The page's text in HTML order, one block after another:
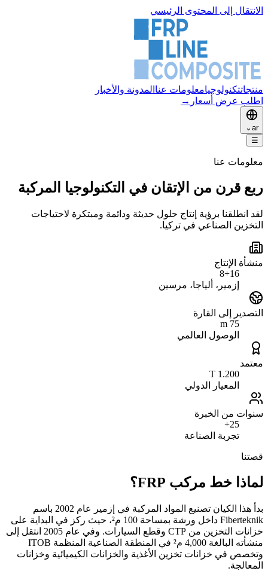
الانتقال إلى المحتوى الرئيسي
منتجاتتكنولوجيامعلومات عنا المدونة والأخبار
اطلب عرض أسعار →
ar
⌄
☰
معلومات عنا
ربع قرن من الإتقان في التكنولوجيا المركبة
لقد انطلقنا برؤية إنتاج حلول حديثة ودائمة ومبتكرة لاحتياجات
التخزين الصناعي في تركيا.
منشأة الإنتاج
8+16
إزمير، ألياجا، مرسين
التصدير إلى القارة
75 m
الوصول العالمي
معتمد
1.200 T
المعيار الدولي
سنوات من الخبرة
25+
تجربة الصناعة
قصتنا
لماذا خط مركب FRP؟
بدأ هذا الكيان تصنيع المواد المركبة في إزمير عام 2002 باسم
Fiberteknik داخل ورشة بمساحة 100 م²، حيث ركز في البداية على
خزانات التخزين من CTP وقطع السيارات. وفي عام 2005 انتقل إلى
منشأته البالغة 4,000 م² في المنطقة الصناعية المنظمة ITOB
وتخصص في خزانات تخزين الأغذية والخزانات الكيميائية وخزانات
المعالجة.